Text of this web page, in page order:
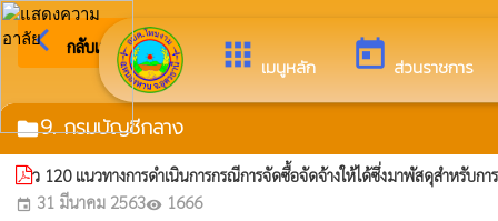
apps เมนูหลัก today ส่วนราชการ
arrow_back_ios กลับเมนูหลัก
folder9. กรมบัญชีกลาง
ว 120 แนวทางการดำเนินการกรณีการจัดซื้อจัดจ้างให้ได้ซึ่งมาพัสดุสำหรับก
event 31 มีนาคม 2563visibility 1666